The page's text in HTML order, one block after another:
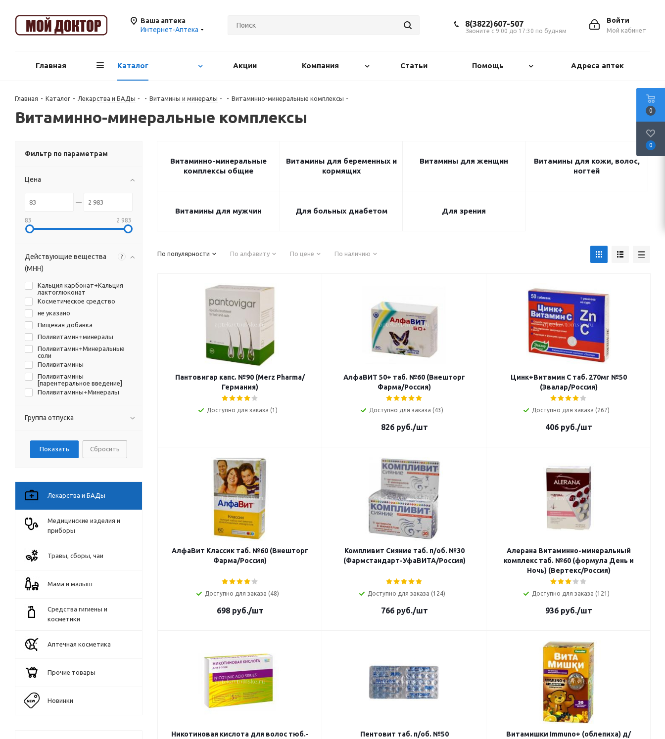
Ваша аптека
Интернет-Аптека
Войти
Мой кабинет
8(3822)607-507
Звоните с 9:00 до 17:30 по будням
Главная Каталог Акции Компания Статьи Помощь Адреса аптек
Главная - Каталог - Лекарства и БАДы - Витамины и минералы - Витаминно-минеральные комплексы
Витаминно-минеральные комплексы
Витаминно-минеральные
комплексы общие
Витамины для беременных и
кормящих
Витамины для женщин
Витамины для кожи, волос,
ногтей
Витамины для мужчин Для больных диабетом Для зрения
По популярности По алфавиту По цене По наличию
Пантовигар капс. №90 (Merz Pharma/
Германия)
Доступно для заказа (1)
АлфаВИТ 50+ таб. №60 (Внешторг
Фарма/Россия)
Доступно для заказа (43)
826руб./шт
Цинк+Витамин С таб. 270мг №50
(Эвалар/Россия)
Доступно для заказа (267)
406руб./шт
АлфаВит Классик таб. №60 (Внешторг
Фарма/Россия)
Доступно для заказа (48)
698руб./шт
Компливит Сияние таб. п/об. №30
(Фармстандарт-УфаВИТА/Россия)
Доступно для заказа (124)
766руб./шт
Алерана Витаминно-минеральный
комплекс таб. №60 (формула День и
Ночь) (Вертекс/Россия)
Доступно для заказа (121)
936руб./шт
Никотиновая кислота для волос тюб.-
Пентовит таб. п/об. №50
Витамишки Immuno+ (облепиха) д/
Фильтр по параметрам
Цена
83 2 983
Действующие вещества
(МНН)
?
Кальция карбонат+Кальция
лактоглюконат
Косметическое средство
не указано
Пищевая добавка
Поливитамин+минералы
Поливитамин+Минеральные
соли
Поливитамины
Поливитамины
[парентеральное введение]
Поливитамины+Минералы
Поливитамины+Прочие
Группа отпуска
Сбросить
Лекарства и БАДы
Медицинские изделия и
приборы
Травы, сборы, чаи
Мама и малыш
Средства гигиены и
косметики
Аптечная косметика
Прочие товары
Новинки
0
0